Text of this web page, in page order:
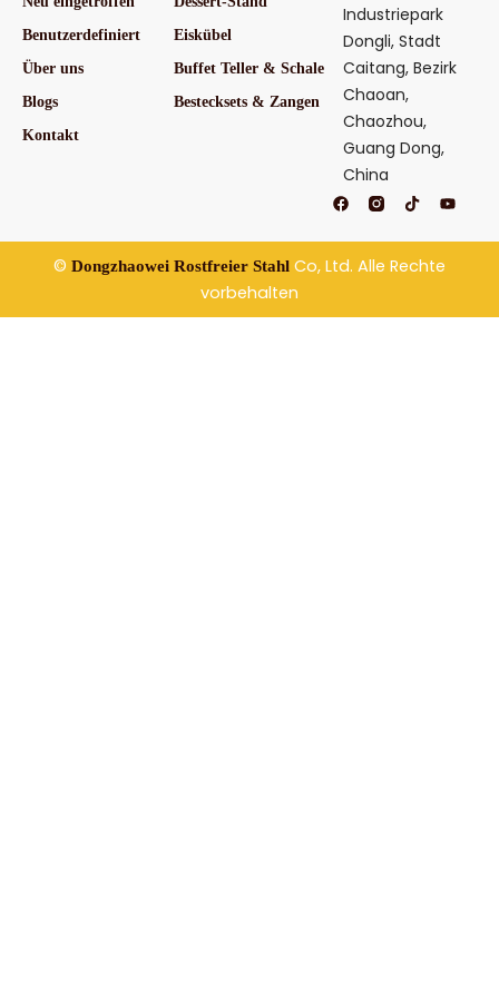
Benutzerdefiniert
Über uns
Blogs
Kontakt
Eiskübel
Buffet Teller & Schale
Bestecksets & Zangen
Industriepark
Dongli, Stadt
Caitang, Bezirk
Chaoan,
Chaozhou,
Guang Dong,
China
F
a
e
b
o
T
i
t
k
Y
o
t
© Dongzhaowei Rostfreier Stahl Co, Ltd. Alle Rechte
vorbehalten